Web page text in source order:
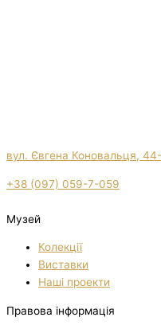
вул. Євгена Коновальця,
+38 (097) 059-7-059
Музей
Колекції
Виставки
Нашi проекти
Правова інформація